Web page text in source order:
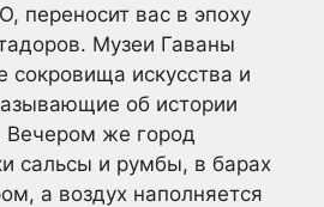
переносит вас в эпоху
Музеи Гаваны
сокровища искусства и
об истории
Вечером же город
сальсы и румбы, в барах
а воздух наполняется